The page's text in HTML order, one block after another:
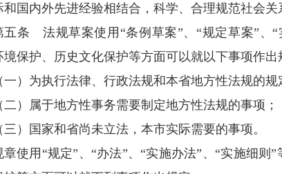
规定。
第二条
本规定所称地方性法规草案
民代表大会及其常务委员会审议的规范性
本规定所称规章是指本市政府在法定
第三条
法规草案的立项、起草、审
案、解释等工作适用本规定。